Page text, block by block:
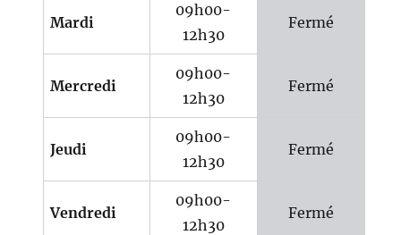
Mardi
09h00-
12h30
Fermé
Mercredi
09h00-
12h30
Fermé
Jeudi
09h00-
12h30
Fermé
Vendredi
09h00-
12h30
Fermé